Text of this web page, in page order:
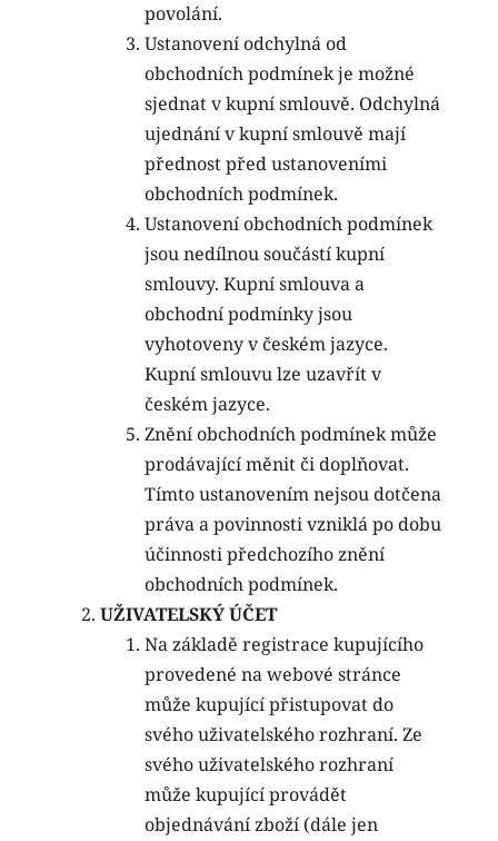
povolání.
Ustanovení odchylná od
obchodních podmínek je možné
sjednat v kupní smlouvě. Odchylná
ujednání v kupní smlouvě mají
přednost před ustanoveními
obchodních podmínek.
Ustanovení obchodních podmínek
jsou nedílnou součástí kupní
smlouvy. Kupní smlouva a
obchodní podmínky jsou
vyhotoveny v českém jazyce.
Kupní smlouvu lze uzavřít v
českém jazyce.
Znění obchodních podmínek může
prodávající měnit či doplňovat.
Tímto ustanovením nejsou dotčena
práva a povinnosti vzniklá po dobu
účinnosti předchozího znění
obchodních podmínek.
UŽIVATELSKÝ ÚČET
Na základě registrace kupujícího
provedené na webové stránce
může kupující přistupovat do
svého uživatelského rozhraní. Ze
svého uživatelského rozhraní
může kupující provádět
objednávání zboží (dále jen